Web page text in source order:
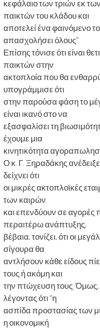
κεφάλαιο των τριών εκ
παικτών του κλάδου και
αποτελεί ένα φαινόμενο
απασχολήσει όλους”.
Επίσης τόνισε ότι είναι
παικτών στην
ακτοπλοία που θα
υπογράμμισε ότι
στην παρούσα φάση το
είναι ικανό στο να
εξασφαλίσει τη
έχουμε μια
κινητικότητα
Ο κ. Γ. Ξηραδάκης
δείχνει ότι
οι μικρές ακτοπλοϊκές
των καιρών
και επενδύουν σε αγορές
περαιτέρω ανάπτυξης,
βέβαια, τονίζει, ότι οι
σίγουρα θα
αντλήσουν κάθε είδους
τους ή ακόμη και
την πτώχευση τους.
λέγοντας ότι “η
ασπίδα προστασίας των
η οικονομική